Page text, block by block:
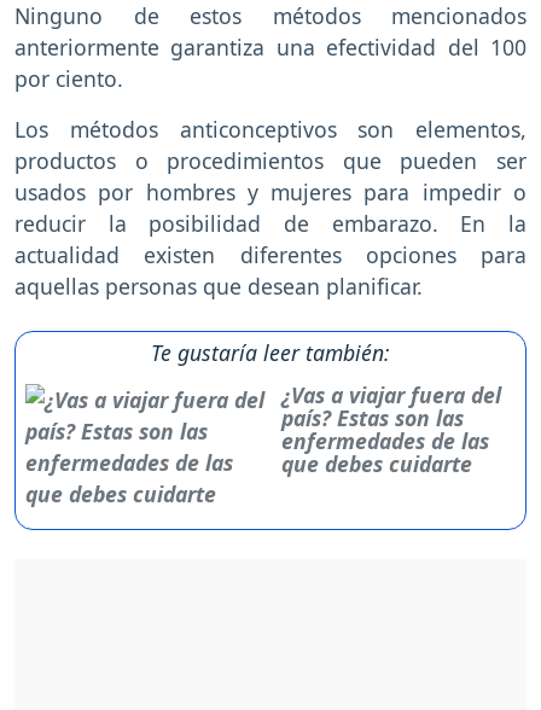
Ninguno de estos métodos mencionados
anteriormente garantiza una efectividad del 100
por ciento.
Los métodos anticonceptivos son elementos,
productos o procedimientos que pueden ser
usados por hombres y mujeres para impedir o
reducir la posibilidad de embarazo. En la
actualidad existen diferentes opciones para
aquellas personas que desean planificar.
Te gustaría leer también:
¿Vas a viajar fuera del
país? Estas son las
enfermedades de las
que debes cuidarte